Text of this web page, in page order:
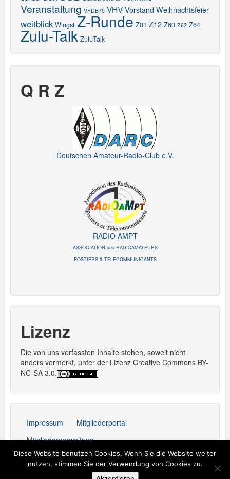
Veranstaltung VFDB75 VHV Vorstand Weihnachtsfeier
weitblick Wingst Z-Runde Z01 Z12 Z60 Z62 Z64
Zulu-Talk ZuluTalk
Q R Z
Deutschen Amateur-Radio-Club e.V.
RADIO AMPT
ASSOCIATION des RADIOAMATEURS
POSTIERS & TELECOMMUNICANTS
Lizenz
Die von uns verfassten Inhalte stehen, soweit nicht
anders vermerkt, unter der Lizenz Creative Commons BY-
NC-SA 3.0.
Impressum
Mitgliederportal
Mitgliederverwaltung
Stolz präsentiert von WordPress
Diese Website benutzen Cookies. Wenn Sie die Website weiter
nutzen, stimmen Sie der Verwendung von Cookies zu.